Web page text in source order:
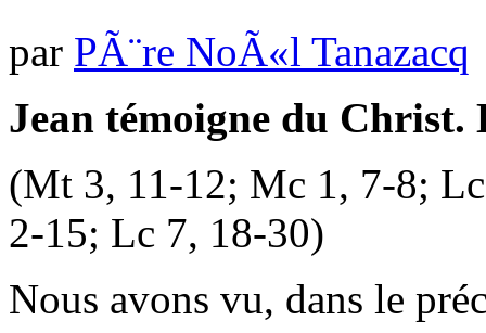
par PÃ¨re NoÃ«l Tanazacq
Jean témoigne du Christ.
(Mt 3, 11-12; Mc 1, 7-8;
2-15; Lc 7, 18-30)
Nous avons vu, dans le